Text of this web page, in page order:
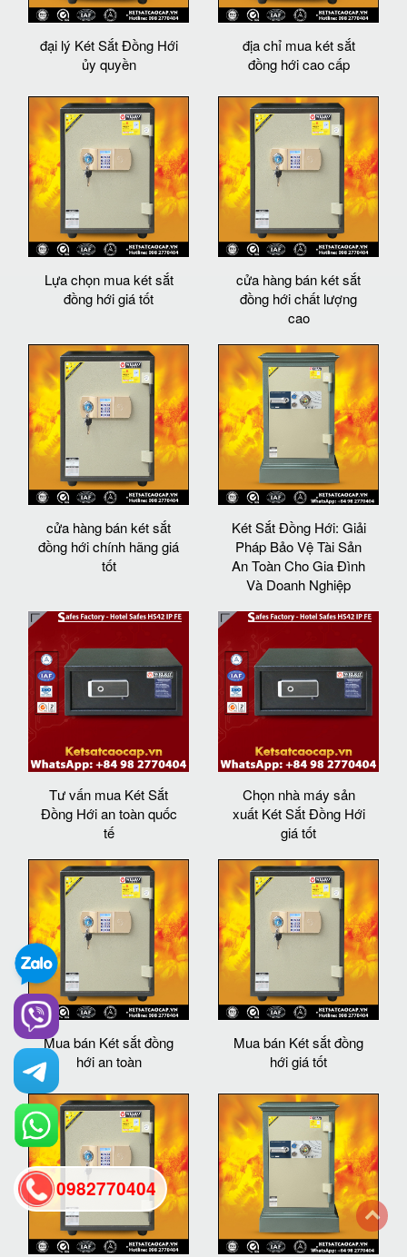
đại lý Két Sắt Đồng Hới
ủy quyền
địa chỉ mua két sắt
đồng hới cao cấp
Lựa chọn mua két sắt
đồng hới giá tốt
cửa hàng bán két sắt
đồng hới chất lượng
cao
cửa hàng bán két sắt
đồng hới chính hãng giá
tốt
Két Sắt Đồng Hới: Giải
Pháp Bảo Vệ Tài Sản
An Toàn Cho Gia Đình
Và Doanh Nghiệp
Tư vấn mua Két Sắt
Đồng Hới an toàn quốc
tế
Chọn nhà máy sản
xuất Két Sắt Đồng Hới
giá tốt
Mua bán Két sắt đồng
hới an toàn
Mua bán Két sắt đồng
hới giá tốt
0982770404
back